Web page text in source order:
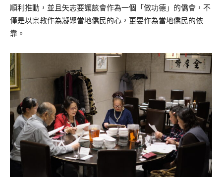
順利推動，並且矢志要讓該會作為一個「做功德」的僑會，不
僅是以宗教作為凝聚當地僑民的心，更要作為當地僑民的依
靠。